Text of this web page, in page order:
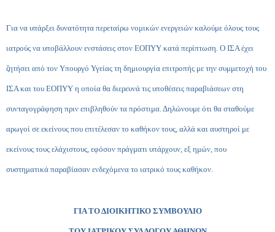
Για να υπάρξει δυνατότητα περεταίρω νομικών ενεργειών καλούμε όλους τους
ιατρούς να υποβάλλουν ενστάσεις στον ΕΟΠΥΥ κατά περίπτωση. Ο ΙΣΑ έχει
ζητήσει από τον Υπουργό Υγείας τη δημιουργία επιτροπής με την συμμετοχή του
ΙΣΑ και του ΕΟΠΥΥ η οποία θα διερευνά τις υποθέσεις παραβιάσεων στη
συνταγογράφηση πριν επιβληθούν τα πρόστιμα. Δηλώνουμε ότι θα σταθούμε
αρωγοί σε εκείνους που επιτέλεσαν το καθήκον τους, αλλά και αυστηροί με
εκείνους τους ελάχιστους, εφόσον πράγματι υπάρχουν, εξ ημών, που
συστηματικά παραβίασαν ενδεχόμενα το ιατρικό τους καθήκον.
ΓΙΑ ΤΟ ΔΙΟΙΚΗΤΙΚΟ ΣΥΜΒΟΥΛΙΟ